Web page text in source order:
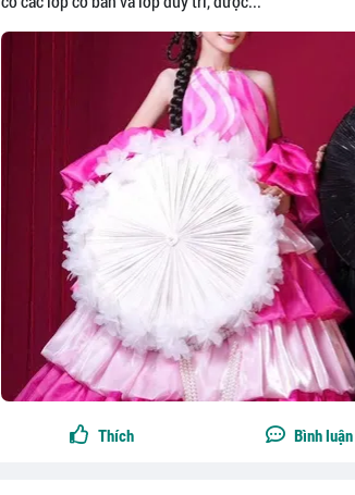
Thích Bình luận